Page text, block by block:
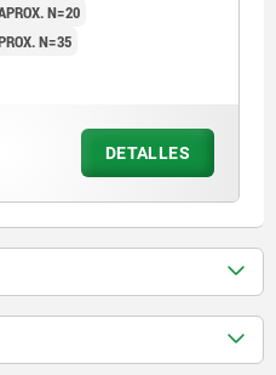
N=20
N=35
DETALLES